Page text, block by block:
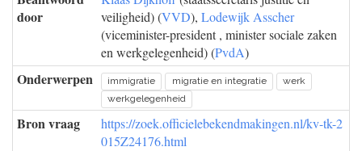
door
veiligheid) (VVD), Lodewijk Asscher
(viceminister-president , minister sociale zaken
en werkgelegenheid) (PvdA)
Onderwerpen immigratie migratie en integratie
werk
werkgelegenheid
Bron vraag
https://zoek.officielebekendmakingen.nl/kv-tk-2
015Z24176.html